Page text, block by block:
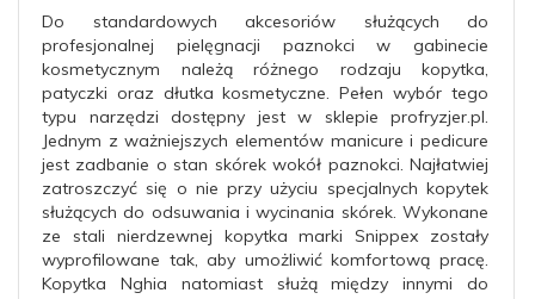
Do standardowych akcesoriów służących do
profesjonalnej pielęgnacji paznokci w gabinecie
kosmetycznym należą różnego rodzaju kopytka,
patyczki oraz dłutka kosmetyczne. Pełen wybór tego
typu narzędzi dostępny jest w sklepie profryzjer.pl.
Jednym z ważniejszych elementów manicure i pedicure
jest zadbanie o stan skórek wokół paznokci. Najłatwiej
zatroszczyć się o nie przy użyciu specjalnych kopytek
służących do odsuwania i wycinania skórek. Wykonane
ze stali nierdzewnej kopytka marki Snippex zostały
wyprofilowane tak, aby umożliwić komfortową pracę.
Kopytka Nghia natomiast służą między innymi do